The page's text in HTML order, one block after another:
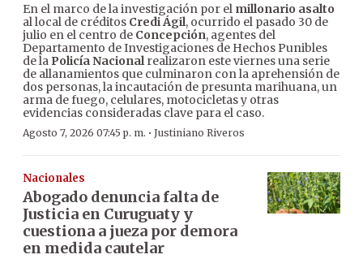
En el marco de la investigación por el millonario asalto
al local de créditos Credi Ágil, ocurrido el pasado 30 de
julio en el centro de Concepción, agentes del
Departamento de Investigaciones de Hechos Punibles
de la Policía Nacionalrealizaron este viernes una serie
de allanamientos que culminaron con la aprehensión de
dos personas, la incautación de presunta marihuana, un
arma de fuego, celulares, motocicletas y otras
evidencias consideradas clave para el caso.
Agosto 7, 2026 07:45 p. m. · Justiniano Riveros
Nacionales
Abogado denuncia falta de
Justicia en Curuguaty y
cuestiona a jueza por demora
en medida cautelar